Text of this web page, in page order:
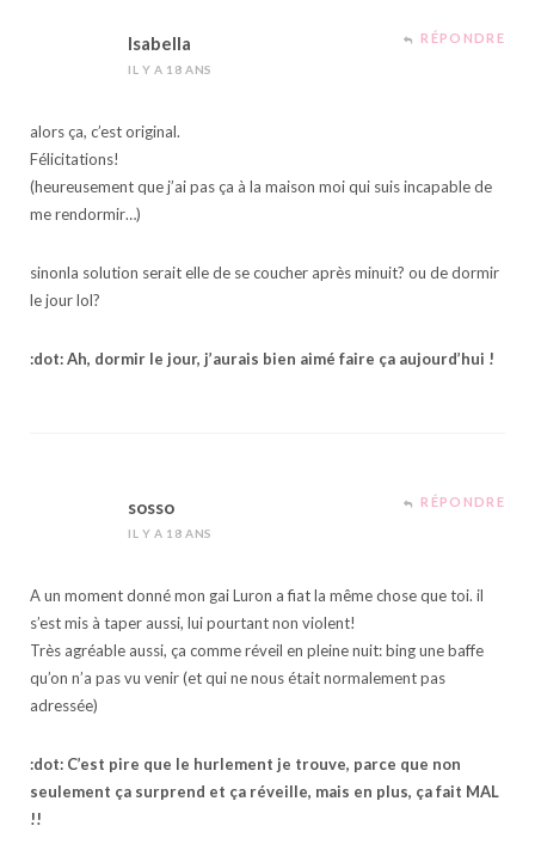
Isabella
IL Y A 18 ANS
RÉPONDRE
alors ça, c’est original.
Félicitations!
(heureusement que j’ai pas ça à la maison moi qui suis incapable de
me rendormir…)
sinonla solution serait elle de se coucher après minuit? ou de dormir
le jour lol?
:dot: Ah, dormir le jour, j’aurais bien aimé faire ça aujourd’hui !
sosso
IL Y A 18 ANS
RÉPONDRE
A un moment donné mon gai Luron a fiat la même chose que toi. il
s’est mis à taper aussi, lui pourtant non violent!
Très agréable aussi, ça comme réveil en pleine nuit: bing une baffe
qu’on n’a pas vu venir (et qui ne nous était normalement pas
adressée)
:dot: C’est pire que le hurlement je trouve, parce que non
seulement ça surprend et ça réveille, mais en plus, ça fait MAL
!!